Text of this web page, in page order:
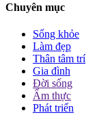
Chuyên mục
Sống khỏe
Làm đẹp
Thân tâm trí
Gia đình
Đời sống
Ẩm thực
Phát triển